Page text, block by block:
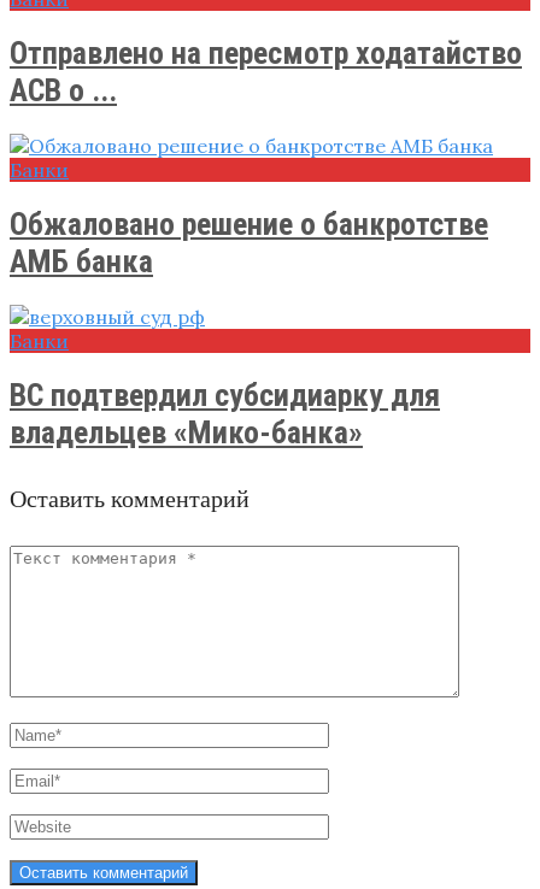
Отправлено на пересмотр ходатайство
АСВ о ...
Банки
Обжаловано решение о банкротстве
АМБ банка
Банки
ВС подтвердил субсидиарку для
владельцев «Мико-банка»
Оставить комментарий